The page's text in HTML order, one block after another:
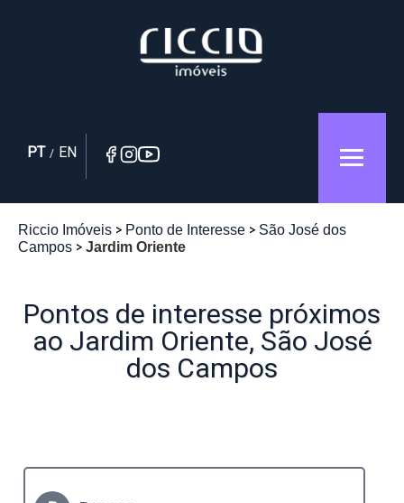
PT / EN
Riccio Imóveis Ponto de Interesse
São José dos
Campos
Jardim Oriente
Pontos de interesse próximos
ao Jardim Oriente, São José
dos Campos